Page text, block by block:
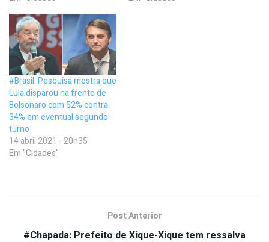
#Brasil: Pesquisa mostra que
Lula disparou na frente de
Bolsonaro com 52% contra
34% em eventual segundo
turno
14 abril 2021 - 20h35
Em "Cidades"
Post Anterior
#Chapada: Prefeito de Xique-Xique tem ressalva